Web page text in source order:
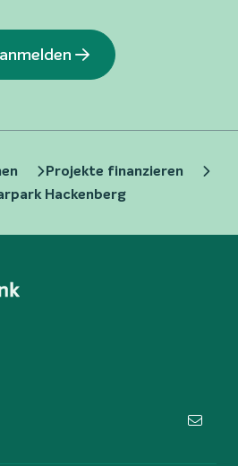
Projekte finanzieren
Hackenberg